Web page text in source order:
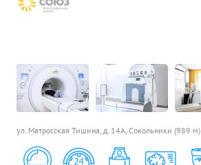
ул. Матросская Тишина, д. 14А, Сокольники (989 м)